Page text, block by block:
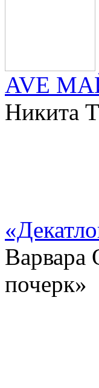
AVE
Никита
почерк»